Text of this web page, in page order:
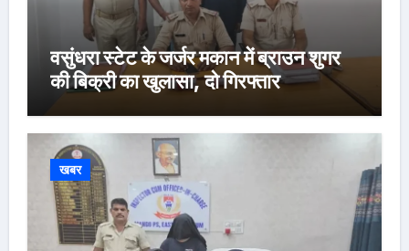
वसुंधरा स्टेट के जर्जर मकान में ब्राउन शुगर
की बिक्री का खुलासा, दो गिरफ्तार
खबर